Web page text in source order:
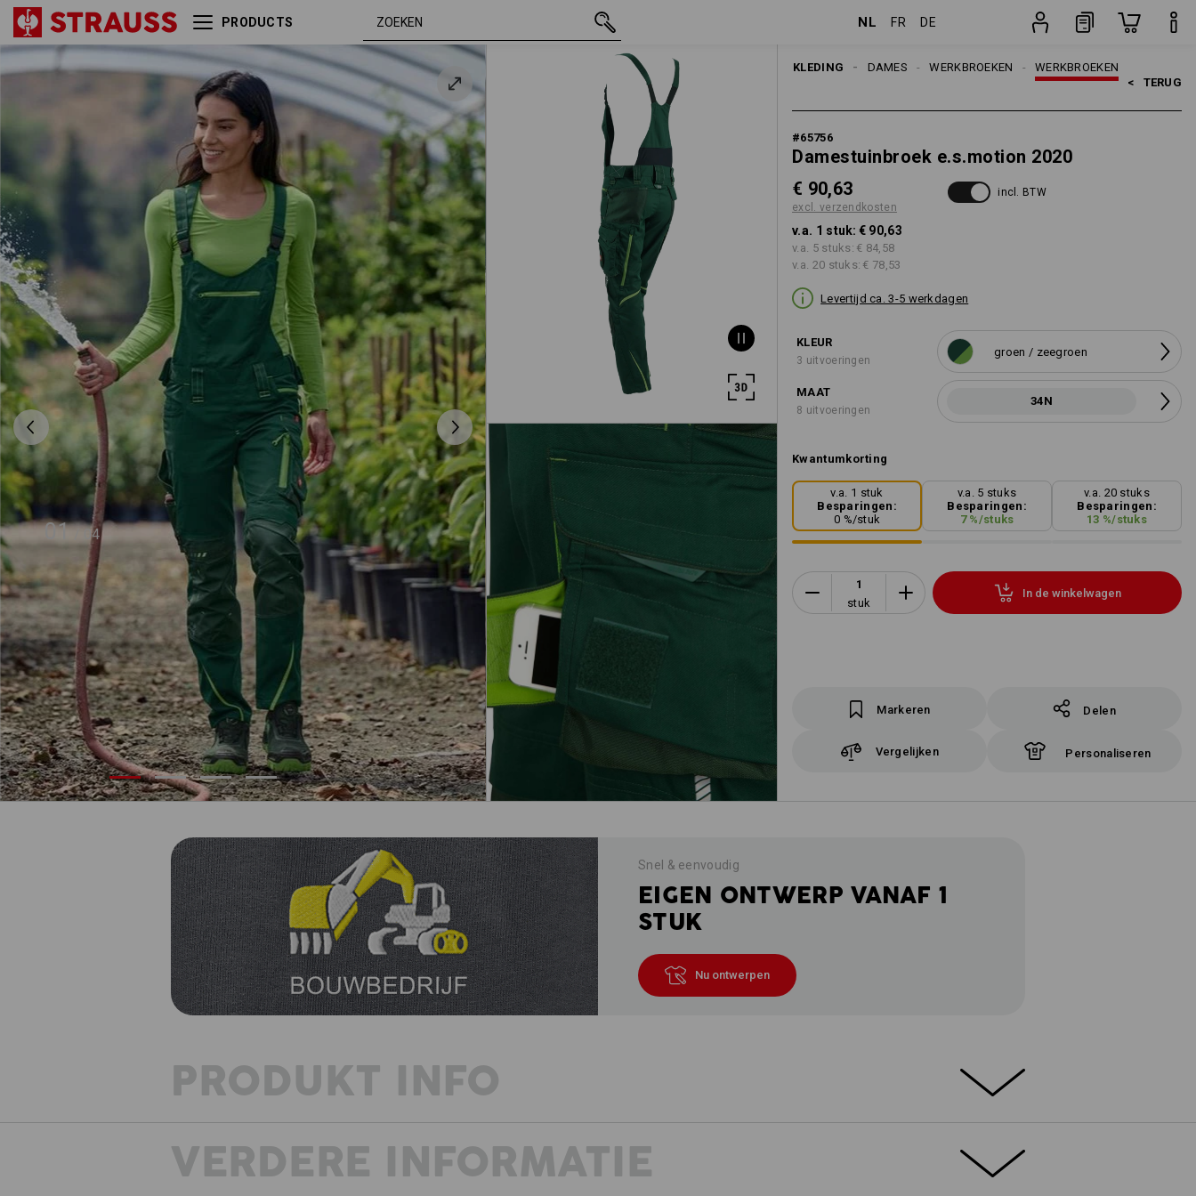
PRODUCTS NL FR DE
01 04
KLEDING WERKBROEKEN
WERKBROEKEN
DAMES
< TERUG
#65756
Damestuinbroek e.s.motion 2020
€ 90,63
excl. verzendkosten
incl. BTW
v.a. 1 stuk: € 90,63
v.a. 5 stuks: € 84,58
v.a. 20 stuks: € 78,53
Levertijd ca. 3-5 werkdagen
KLEUR
3 uitvoeringen
groen / zeegroen
MAAT
8 uitvoeringen
34N
Kwantumkorting
v.a. 1 stuk
Besparingen:
0 %/stuk
v.a. 5 stuks
Besparingen:
7%/stuks
v.a. 20 stuks
Besparingen:
13 %/stuks
stuk
In de winkelwagen
Markeren Delen
Vergelijken Personaliseren
Damestuinbroek e.s.motion
2020
zeegroen
34N
Snel & eenvoudig
EIGEN ONTWERP VANAF 1
STUK
Nu ontwerpen
PRODUKT INFO
LETS GO!
Perfect voor iedereen, die nog meer motion 2020 wil. Meer opbergruimte, meer
VERDERE INFORMATIE